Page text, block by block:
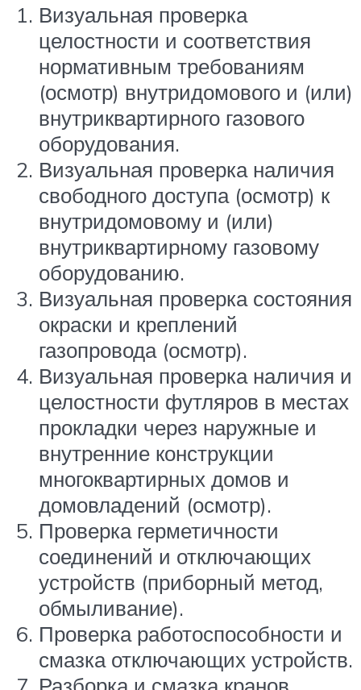
Визуальная проверка
целостности и соответствия
нормативным требованиям
(осмотр) внутридомового и (или)
внутриквартирного газового
оборудования.
Визуальная проверка наличия
свободного доступа (осмотр) к
внутридомовому и (или)
внутриквартирному газовому
оборудованию.
Визуальная проверка состояния
окраски и креплений
газопровода (осмотр).
Визуальная проверка наличия и
целостности футляров в местах
прокладки через наружные и
внутренние конструкции
многоквартирных домов и
домовладений (осмотр).
Проверка герметичности
соединений и отключающих
устройств (приборный метод,
обмыливание).
Проверка работоспособности и
смазка отключающих устройств.